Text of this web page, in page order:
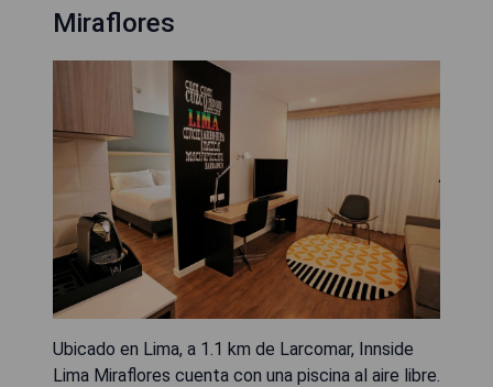
Miraflores
Ubicado en Lima, a 1.1 km de Larcomar, Innside
Lima Miraflores cuenta con una piscina al aire libre.